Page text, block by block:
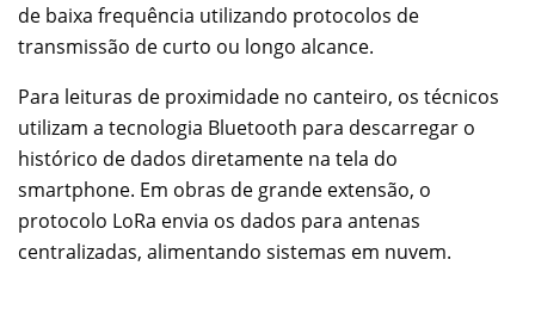
de baixa frequência utilizando protocolos de
transmissão de curto ou longo alcance.
Para leituras de proximidade no canteiro, os técnicos
utilizam a tecnologia Bluetooth para descarregar o
histórico de dados diretamente na tela do
smartphone. Em obras de grande extensão, o
protocolo LoRa envia os dados para antenas
centralizadas, alimentando sistemas em nuvem.